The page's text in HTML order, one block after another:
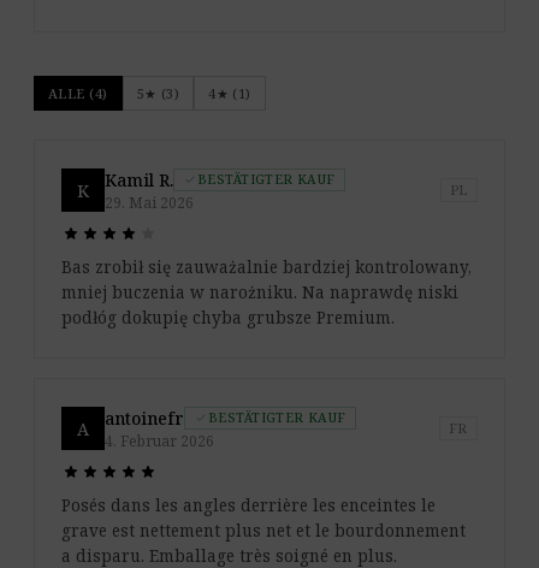
ALLE (4) 5★ (3) 4★ (1)
K Kamil R. check BESTÄTIGTER KAUF
29. Mai 2026
PL
star star star star
star star star star
Bas zrobił się zauważalnie bardziej kontrolowany,
mniej buczenia w narożniku. Na naprawdę niski
podłóg dokupię chyba grubsze Premium.
A antoinefr check BESTÄTIGTER KAUF
4. Februar 2026
FR
star star star star star
star star star star star
Posés dans les angles derrière les enceintes le
grave est nettement plus net et le bourdonnement
a disparu. Emballage très soigné en plus.